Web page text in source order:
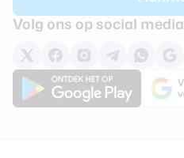
Volg ons op social media